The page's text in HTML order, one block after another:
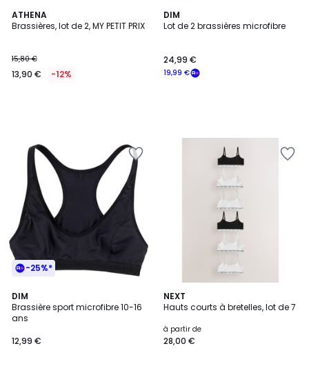
ATHENA
Brassières, lot de 2, MY PETIT PRIX
15,80 €
13,90 € -12%
DIM
Lot de 2 brassières microfibre
19,99 €
24,99 €
-25%*
DIM
Brassière sport microfibre 10-16
ans
12,99 €
4,3
/ 5
2
Couleurs
NEXT
Hauts courts à bretelles, lot de 7
à partir de
28,00 €
2
Couleurs